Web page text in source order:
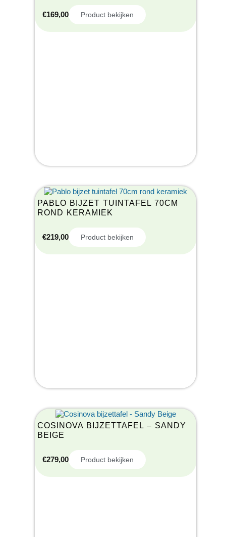
€169,00 Product bekijken
PABLO BIJZET TUINTAFEL 70CM
ROND KERAMIEK
€219,00 Product bekijken
COSINOVA BIJZETTAFEL – SANDY
BEIGE
€279,00 Product bekijken